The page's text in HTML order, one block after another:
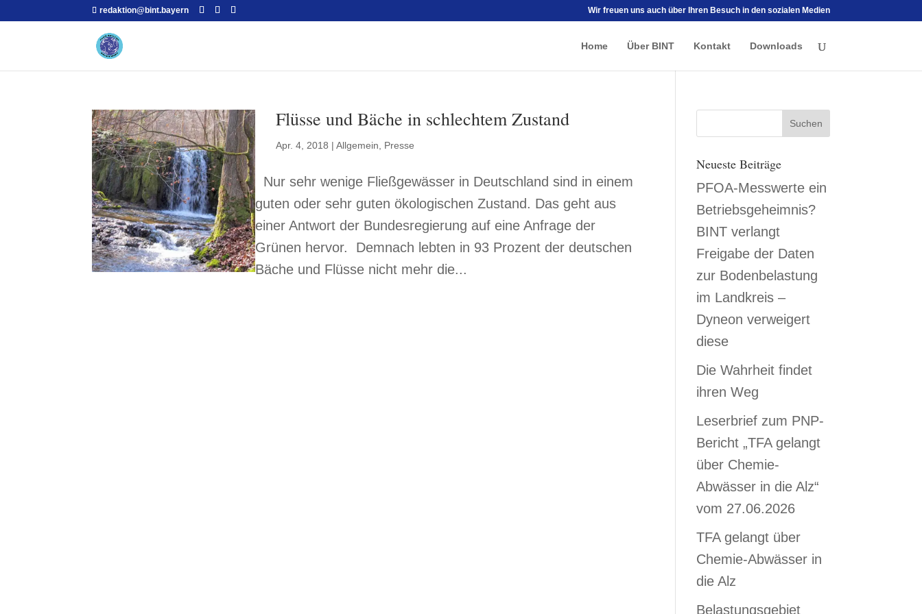
redaktion@bint.bayern Wir freuen uns auch über Ihren Besuch in den sozialen Medien
Home Über BINT Kontakt Downloads
Flüsse und Bäche in schlechtem Zustand
Apr. 4, 2018 | Allgemein Presse
Nur sehr wenige Fließgewässer in Deutschland sind in einem
guten oder sehr guten ökologischen Zustand. Das geht aus
einer Antwort der Bundesregierung auf eine Anfrage der
Grünen hervor. Demnach lebten in 93 Prozent der deutschen
Bäche und Flüsse nicht mehr die...
Neueste Beiträge
PFOA-Messwerte ein
Betriebsgeheimnis?
BINT verlangt
Freigabe der Daten
zur Bodenbelastung
im Landkreis –
Dyneon verweigert
diese
Die Wahrheit findet
ihren Weg
Leserbrief zum PNP-
Bericht „TFA gelangt
über Chemie-
Abwässer in die Alz“
vom 27.06.2026
TFA gelangt über
Chemie-Abwässer in
die Alz
Belastungsgebiet